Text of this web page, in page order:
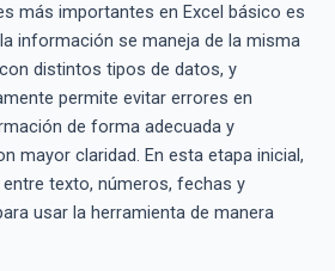
más importantes en Excel básico es
información se maneja de la misma
distintos tipos de datos, y
permite evitar errores en
de forma adecuada y
mayor claridad. En esta etapa inicial,
texto, números, fechas y
usar la herramienta de manera